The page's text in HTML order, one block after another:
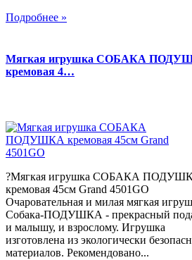
Подробнее »
Мягкая игрушка СОБАКА
кремовая 4…
?Мягкая игрушка СОБАКА
кремовая 45см Grand 4501GO
Очаровательная и милая мягкая
Собака-ПОДУШКА - прекрасный
и малышу, и взрослому. Игрушка
изготовлена из экологически
материалов. Рекомендовано...